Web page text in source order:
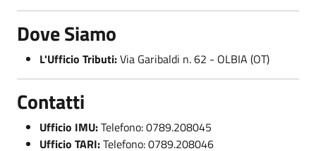
Dove Siamo
L'Ufficio Tributi:Via Garibaldi n. 62 - OLBIA (OT)
Contatti
Ufficio IMU:Telefono: 0789.208045
Ufficio TARI:Telefono: 0789.208046